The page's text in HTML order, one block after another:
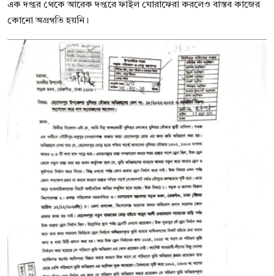
এক দপ্তর থেকে আরেক দপ্তরে ফাইল ঘোরাফেরা করলেও বাস্তব কাজের
কোনো অগ্রগতি হয়নি।